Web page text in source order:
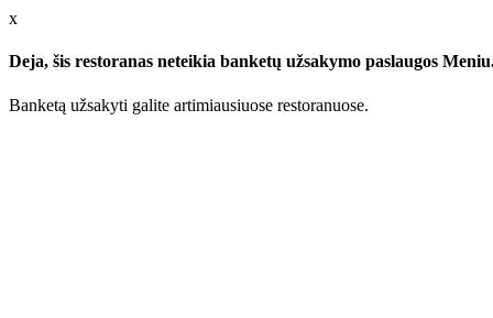
x
Deja, šis restoranas neteikia banketų užsakymo paslaugos
Banketą užsakyti galite artimiausiuose restoranuose.